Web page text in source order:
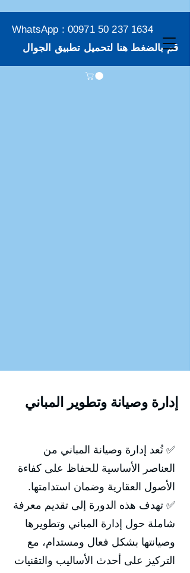
WhatsApp : 00971 50 237 1634
قم بالضغط هنا لتحميل تطبيق الجوال
إدارة وصيانة وتطوير المباني
✅ تُعد إدارة وصيانة المباني من
العناصر الأساسية للحفاظ على كفاءة
الأصول العقارية وضمان استدامتها.
✅ تهدف هذه الدورة إلى تقديم معرفة
شاملة حول إدارة المباني وتطويرها
وصيانتها بشكل فعال ومستدام، مع
التركيز على أحدث الأساليب والتقنيات